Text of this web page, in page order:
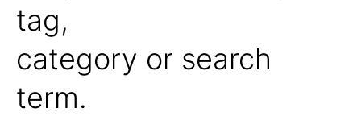
tag,
category or search
term.